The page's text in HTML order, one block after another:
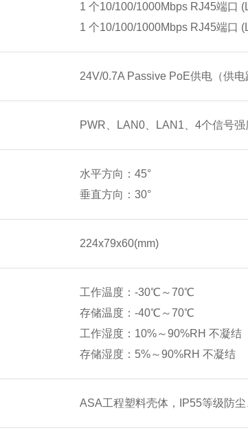
1 个10/100/1000Mbps RJ45端口
1 个10/100/1000Mbps RJ45端口
24V/0.7A Passive PoE供电（供
PWR、LAN0、LAN1、4个信号强
水平方向：45°
垂直方向：30°
224x79x60(mm)
工作温度：-30℃～70℃
存储温度：-40℃～70℃
工作湿度：10%～90%RH 不凝结
存储湿度：5%～90%RH 不凝结
ASA工程塑料壳体，IP55等级防